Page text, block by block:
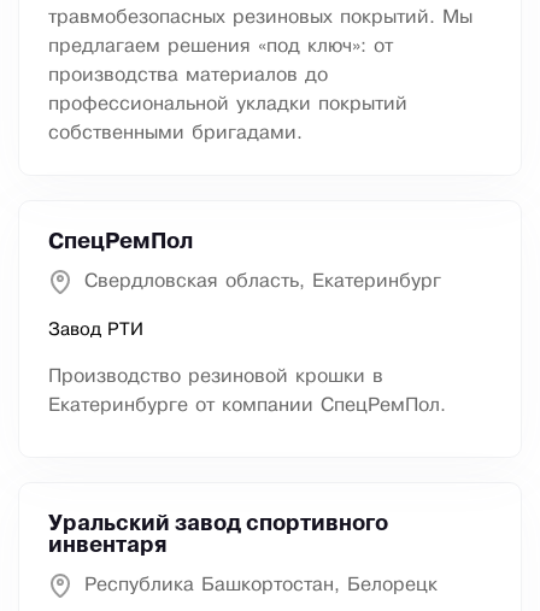
травмобезопасных резиновых покрытий. Мы
предлагаем решения «под ключ»: от
производства материалов до
профессиональной укладки покрытий
собственными бригадами.
СпецРемПол
Свердловская область, Екатеринбург
Завод РТИ
Производство резиновой крошки в
Екатеринбурге от компании СпецРемПол.
Уральский завод спортивного
инвентаря
Республика Башкортостан, Белорецк